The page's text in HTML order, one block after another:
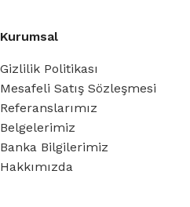
Kurumsal
Gizlilik Politikası
Mesafeli Satış Sözleşmesi
Referanslarımız
Belgelerimiz
Banka Bilgilerimiz
Hakkımızda